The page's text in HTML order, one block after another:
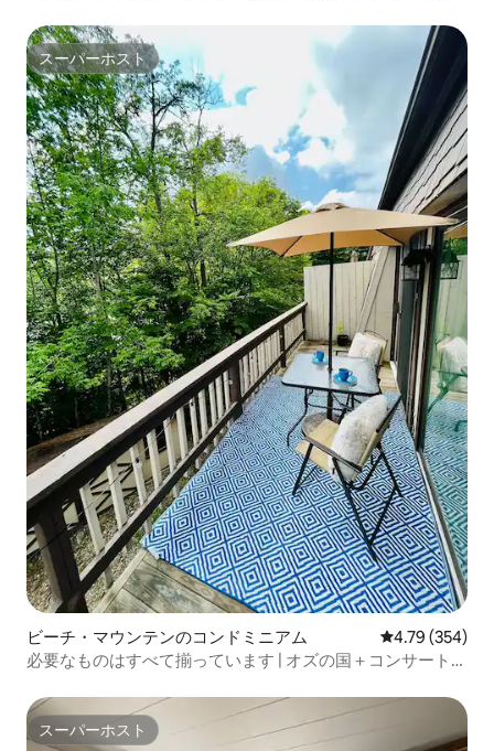
スーパーホスト
スーパーホスト
ビーチ・マウンテンのコンドミニアム レビュー354
4.79 (354)
必要なものはすべて揃っています | オズの国＋コンサート＋
スーパーホスト
スーパーホスト